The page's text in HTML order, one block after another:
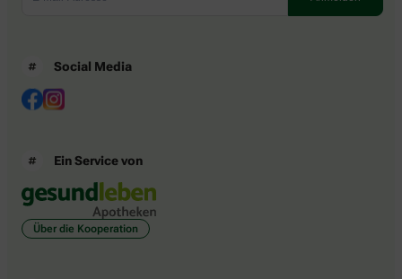
Social Media
Ein Service von
Über die Kooperation